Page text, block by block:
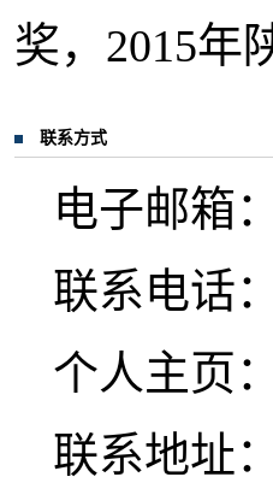
奖，2015年
联系方式
电子邮箱
联系电话
个人主页
联系地址